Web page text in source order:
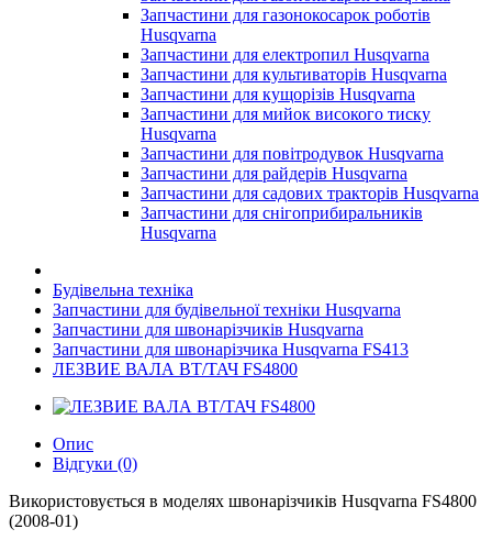
Запчастини для газонокосарок роботів
Husqvarna
Запчастини для електропил Husqvarna
Запчастини для культиваторів Husqvarna
Запчастини для кущорізів Husqvarna
Запчастини для мийок високого тиску
Husqvarna
Запчастини для повітродувок Husqvarna
Запчастини для райдерів Husqvarna
Запчастини для садових тракторів Husqvarna
Запчастини для снігоприбиральників
Husqvarna
Будівельна техніка
Запчастини для будівельної техніки Husqvarna
Запчастини для швонарізчиків Husqvarna
Запчастини для швонарізчика Husqvarna FS413
ЛЕЗВИЕ ВАЛА ВТ/ТАЧ FS4800
Опис
Відгуки (0)
Використовується в моделях швонарізчиків Husqvarna FS4800
(2008-01)